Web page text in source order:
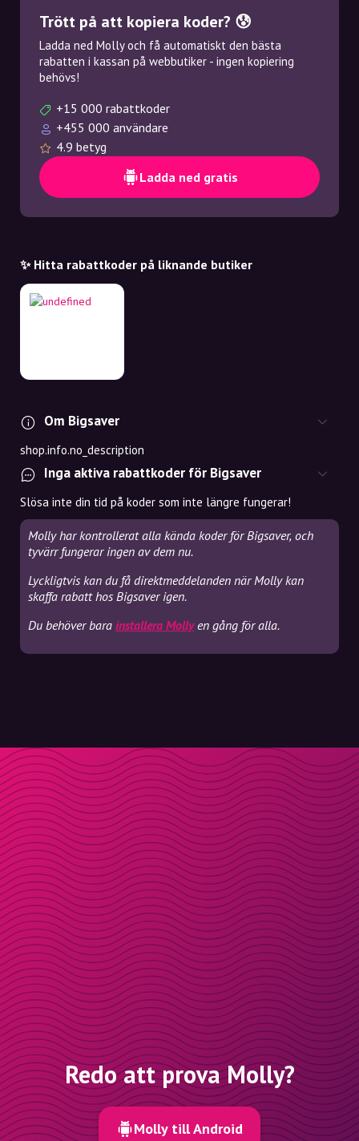
Trött på att kopiera koder? 😰
Ladda ned Molly och få automatiskt den bästa
rabatten i kassan på webbutiker - ingen kopiering
behövs!
+15 000 rabattkoder
+455 000 användare
4.9 betyg
Ladda ned gratis
✨ Hitta rabattkoder på liknande butiker
Om Bigsaver
shop.info.no_description
Inga aktiva rabattkoder för Bigsaver
Slösa inte din tid på koder som inte längre fungerar!
Molly har kontrollerat alla kända koder för Bigsaver, och
tyvärr fungerar ingen av dem nu.
Lyckligtvis kan du få direktmeddelanden när Molly kan
skaffa rabatt hos Bigsaver igen.
Du behöver bara installera Mollyen gång för alla.
Redo att prova Molly?
Molly till Android